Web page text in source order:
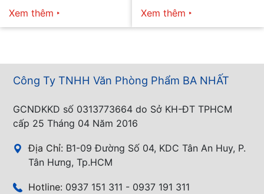
Xem thêm
Xem thêm
Công Ty TNHH Văn Phòng Phẩm BA NHẤT
GCNDKKD số 0313773664 do Sở KH-ĐT TPHCM
cấp 25 Tháng 04 Năm 2016
Địa Chỉ: B1-09 Đường Số 04, KDC Tân An Huy, P.
Tân Hưng, Tp.HCM
Hotline: 0937 151 311 - 0937 191 311